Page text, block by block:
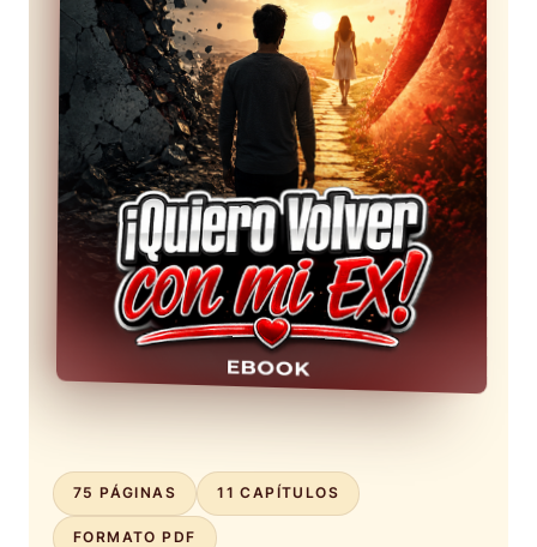
75 PÁGINAS 11 CAPÍTULOS
FORMATO PDF